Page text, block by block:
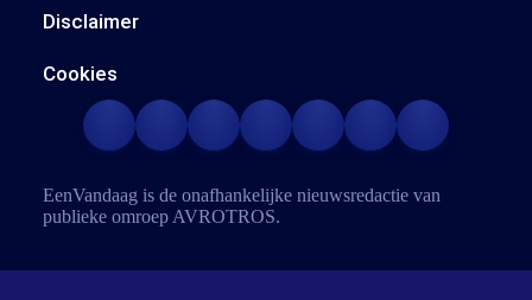
Disclaimer
Cookies
EenVandaag is de onafhankelijke nieuwsredactie van
publieke omroep AVROTROS.